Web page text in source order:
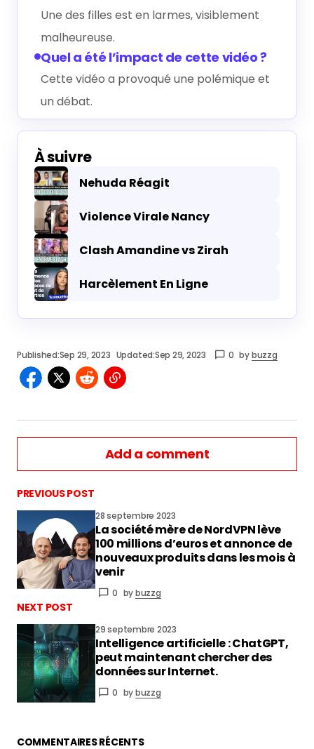
Une des filles est en larmes, visiblement
malheureuse.
Quel a été l’impact de cette vidéo ?
Cette vidéo a provoqué une polémique et
un débat.
À suivre
Nehuda Réagit
Violence Virale Nancy
Clash Amandine vs Zirah
Harcèlement En Ligne
Published:Sep 29, 2023 Updated:Sep 29, 2023 0 bybuzzg
Add a comment
vous connecter
PREVIOUS POST
28 septembre 2023
La société mère de NordVPN lève
100 millions d’euros et annonce de
nouveaux produits dans les mois à
venir
0 bybuzzg
NEXT POST
29 septembre 2023
Intelligence artificielle : ChatGPT,
peut maintenant chercher des
données sur Internet.
0 bybuzzg
COMMENTAIRES RÉCENTS